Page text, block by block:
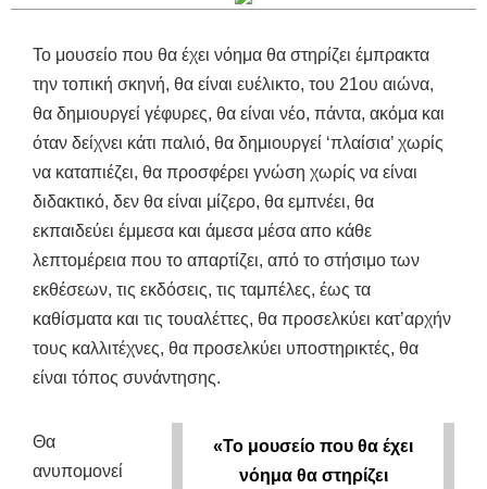
Το μουσείο που θα έχει νόημα θα στηρίζει έμπρακτα
την τοπική σκηνή, θα είναι ευέλικτο, του 21ου αιώνα,
θα δημιουργεί γέφυρες, θα είναι νέο, πάντα, ακόμα και
όταν δείχνει κάτι παλιό, θα δημιουργεί ‘πλαίσια’ χωρίς
να καταπιέζει, θα προσφέρει γνώση χωρίς να είναι
διδακτικό, δεν θα είναι μίζερο, θα εμπνέει, θα
εκπαιδεύει έμμεσα και άμεσα μέσα απο κάθε
λεπτομέρεια που το απαρτίζει, από το στήσιμο των
εκθέσεων, τις εκδόσεις, τις ταμπέλες, έως τα
καθίσματα και τις τουαλέττες, θα προσελκύει κατ’αρχήν
τους καλλιτέχνες, θα προσελκύει υποστηρικτές, θα
είναι τόπος συνάντησης.
«Το μουσείο που θα έχει
νόημα θα στηρίζει
Θα
ανυπομονεί